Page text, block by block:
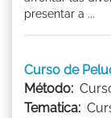
presentar a ...
Curso de
Método:
Tematica: